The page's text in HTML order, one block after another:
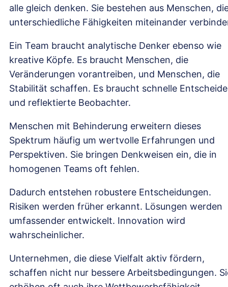
alle gleich denken. Sie bestehen aus Menschen,
unterschiedliche Fähigkeiten miteinander
Ein Team braucht analytische Denker ebenso wie
kreative Köpfe. Es braucht Menschen, die
Veränderungen vorantreiben, und Menschen, die
Stabilität schaffen. Es braucht schnelle
und reflektierte Beobachter.
Menschen mit Behinderung erweitern dieses
Spektrum häufig um wertvolle Erfahrungen und
Perspektiven. Sie bringen Denkweisen ein, die in
homogenen Teams oft fehlen.
Dadurch entstehen robustere Entscheidungen.
Risiken werden früher erkannt. Lösungen werden
umfassender entwickelt. Innovation wird
wahrscheinlicher.
Unternehmen, die diese Vielfalt aktiv fördern,
schaffen nicht nur bessere Arbeitsbedingungen.